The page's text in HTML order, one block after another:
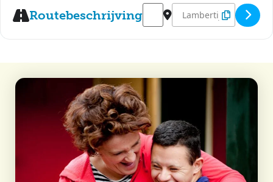
Routebeschrijving
Address - Fish & chips lunch
Destination Address -